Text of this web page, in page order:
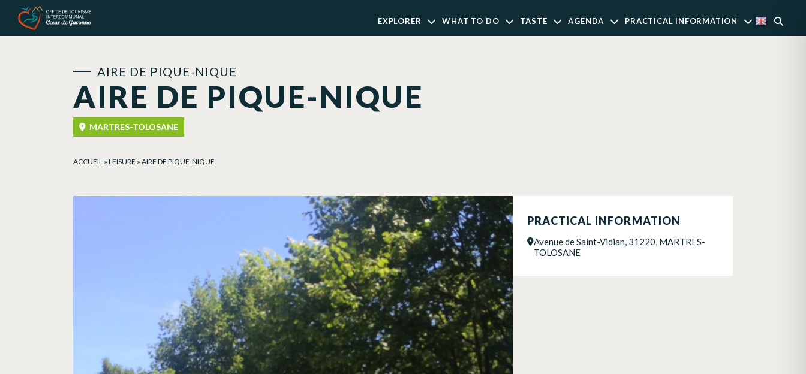
EXPLORER WHAT TO DO TASTE AGENDA PRACTICAL INFORMATION
AIRE DE PIQUE-NIQUE
AIRE DE PIQUE-NIQUE
MARTRES-TOLOSANE
ACCUEIL » LEISURE » AIRE DE PIQUE-NIQUE
PRACTICAL INFORMATION
Avenue de Saint-Vidian, 31220, MARTRES-
TOLOSANE
Cookies management panel